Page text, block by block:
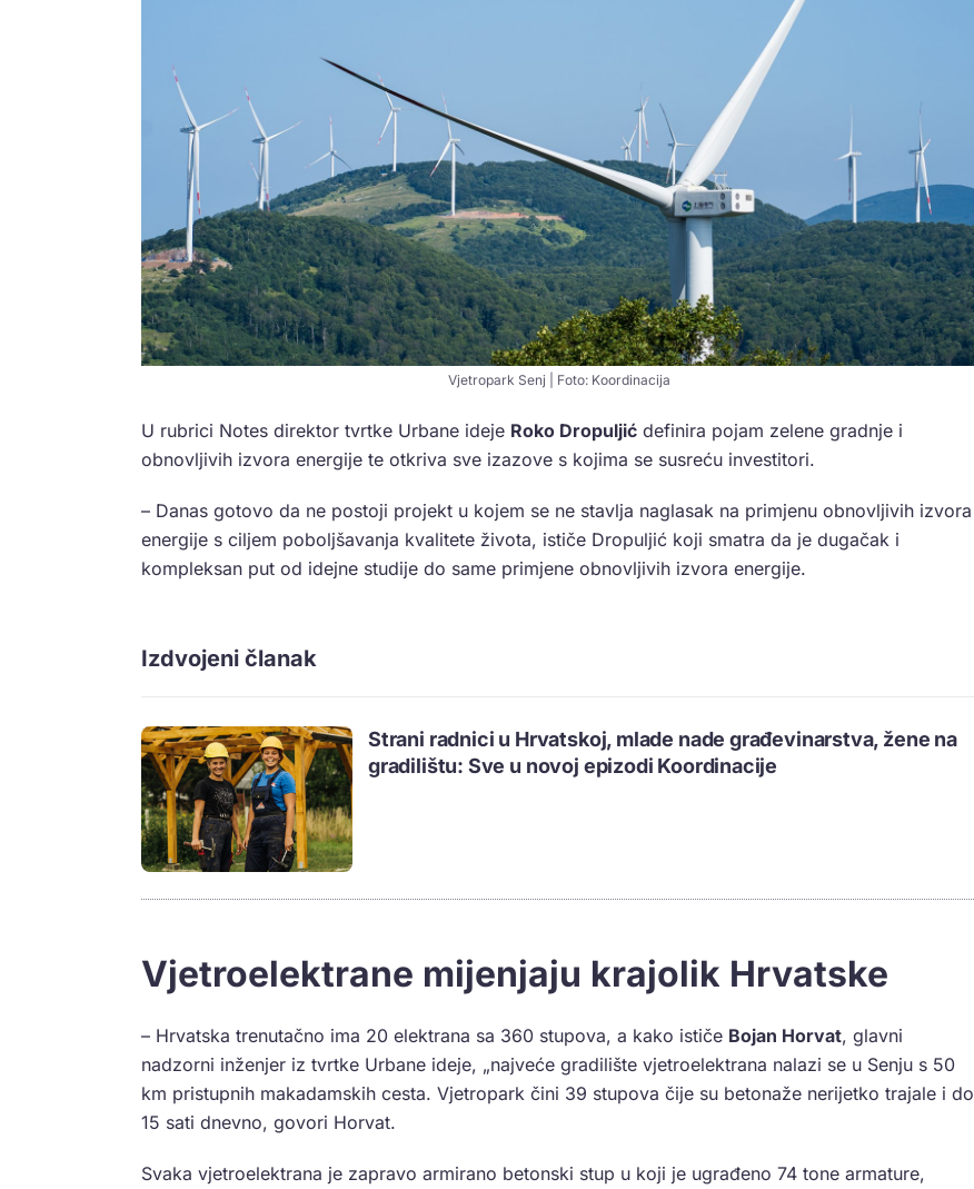
Vjetropark Senj | Foto: Koordinacija
U rubrici Notes direktor tvrtke Urbane ideje Roko Dropuljić definira pojam zelene gradnje i
obnovljivih izvora energije te otkriva sve izazove s kojima se susreću investitori.
– Danas gotovo da ne postoji projekt u kojem se ne stavlja naglasak na primjenu obnovljivih izvora
energije s ciljem poboljšavanja kvalitete života, ističe Dropuljić koji smatra da je dugačak i
kompleksan put od idejne studije do same primjene obnovljivih izvora energije.
Izdvojeni članak
Strani radnici u Hrvatskoj, mlade nade građevinarstva, žene na
gradilištu: Sve u novoj epizodi Koordinacije
Vjetroelektrane mijenjaju krajolik Hrvatske
– Hrvatska trenutačno ima 20 elektrana sa 360 stupova, a kako ističe Bojan Horvat, glavni
nadzorni inženjer iz tvrtke Urbane ideje, „najveće gradilište vjetroelektrana nalazi se u Senju s 50
km pristupnih makadamskih cesta. Vjetropark čini 39 stupova čije su betonaže nerijetko trajale i do
15 sati dnevno, govori Horvat.
Svaka vjetroelektrana je zapravo armirano betonski stup u koji je ugrađeno 74 tone armature,